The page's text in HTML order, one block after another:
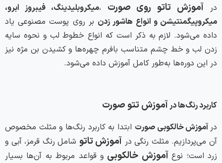
در آموزش تاتو روی صورت ،میکروبلیدینگ، فیبروز ابرو،
میکروپیگمنتیشن و انواع هاشور زدن بر روی پوست مصنوعی یاد
داده می‌شود. لازم به ذکر است که انواع خطوط لب و نحوه سایه
زدن لب و خط چشم متناسب بافرم چهره‌ها و کشیدن بن مژه نیز
در این دوره‌ها به‌طور کامل آموزش داده می‌شود.
کاربرد رنگ‌ها درآموزش تتو صورت
در آموزش خالکوبی صورت ابتدا به کاربرد رنگ‌ها و مثلث مخصوص
آن می‌پردازیم. مثلث رنگی در آموزش تاتو شامل رنگ قرمز، آبی و
زرد است؛ نوعآموزش خالکوبی و قواعد مربوط به آن‌ها بسیار